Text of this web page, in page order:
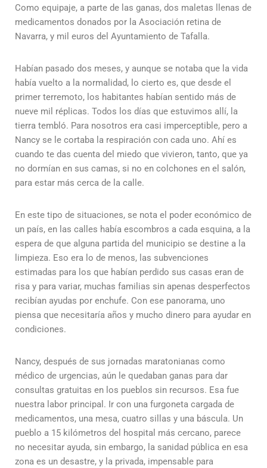
Como equipaje, a parte de las ganas, dos maletas llenas de
medicamentos donados por la Asociación retina de
Navarra, y mil euros del Ayuntamiento de Tafalla.
Habían pasado dos meses, y aunque se notaba que la vida
había vuelto a la normalidad, lo cierto es, que desde el
primer terremoto, los habitantes habían sentido más de
nueve mil réplicas. Todos los días que estuvimos allí, la
tierra tembló. Para nosotros era casi imperceptible, pero a
Nancy se le cortaba la respiración con cada uno. Ahí es
cuando te das cuenta del miedo que vivieron, tanto, que ya
no dormían en sus camas, si no en colchones en el salón,
para estar más cerca de la calle.
En este tipo de situaciones, se nota el poder económico de
un país, en las calles había escombros a cada esquina, a la
espera de que alguna partida del municipio se destine a la
limpieza. Eso era lo de menos, las subvenciones
estimadas para los que habían perdido sus casas eran de
risa y para variar, muchas familias sin apenas desperfectos
recibían ayudas por enchufe. Con ese panorama, uno
piensa que necesitaría años y mucho dinero para ayudar en
condiciones.
Nancy, después de sus jornadas maratonianas como
médico de urgencias, aún le quedaban ganas para dar
consultas gratuitas en los pueblos sin recursos. Esa fue
nuestra labor principal. Ir con una furgoneta cargada de
medicamentos, una mesa, cuatro sillas y una báscula. Un
pueblo a 15 kilómetros del hospital más cercano, parece
no necesitar ayuda, sin embargo, la sanidad pública en esa
zona es un desastre, y la privada, impensable para